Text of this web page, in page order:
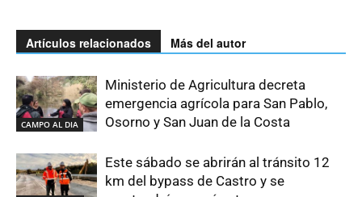
Artículos relacionados Más del autor
CAMPO AL DIA
Ministerio de Agricultura decreta
emergencia agrícola para San Pablo,
Osorno y San Juan de la Costa
Este sábado se abrirán al tránsito 12
km del bypass de Castro y se